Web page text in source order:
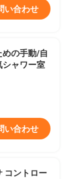
い合わせ
の手動/自
シャワー室
い合わせ
コントロー